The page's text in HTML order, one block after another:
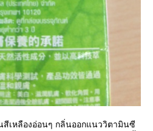
สีเหลืองอ่อนๆ กลิ่นออกแนววิตามินซี